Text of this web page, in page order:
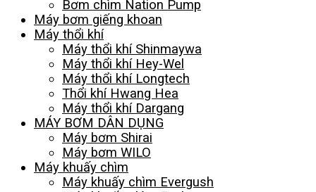
Bơm chìm Nation Pump
Máy bơm giếng khoan
Máy thổi khí
Máy thổi khí Shinmaywa
Máy thổi khí Hey-Wel
Máy thổi khí Longtech
Thổi khí Hwang Hea
Máy thổi khí Dargang
MÁY BƠM DÂN DỤNG
Máy bơm Shirai
Máy bơm WILO
Máy khuấy chìm
Máy khuấy chìm Evergush